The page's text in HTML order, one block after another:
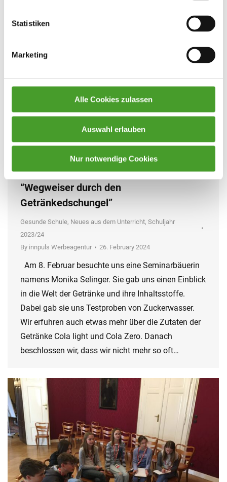
Statistiken
Marketing
Alle Cookies zulassen
Auswahl erlauben
Nur notwendige Cookies
Workshop der Gesunden Schule:
“Wegweiser durch den
Getränkedschungel”
Gesunde Schule, Neues aus dem Unterricht, Schuljahr
2023/24
By innpuls Werbeagentur 26. February 2024
Am 8. Februar besuchte uns eine Seminarbäuerin
namens Monika Selinger. Sie gab uns einen Einblick
in die Welt der Getränke und ihre Inhaltsstoffe.
Dabei gab sie uns Testproben von Zuckerwasser.
Wir erfuhren auch etwas mehr über die Zutaten der
Getränke Cola light und Cola Zero. Danach
beschlossen wir, dass wir nicht mehr so oft…